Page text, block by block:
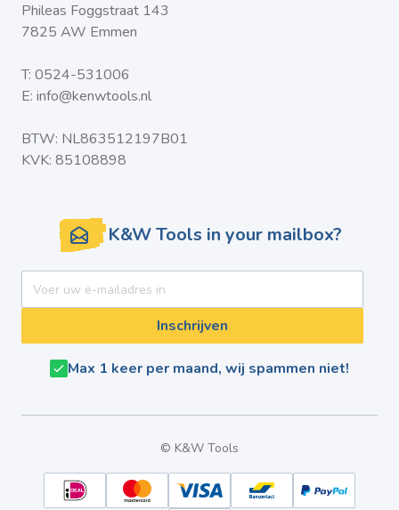
Phileas Foggstraat 143
7825 AW Emmen
T: 0524-531006
E: info@kenwtools.nl
BTW: NL863512197B01
KVK: 85108898
K&W Tools in your mailbox?
Inschrijven
Max 1 keer per maand, wij spammen niet!
© K&W Tools